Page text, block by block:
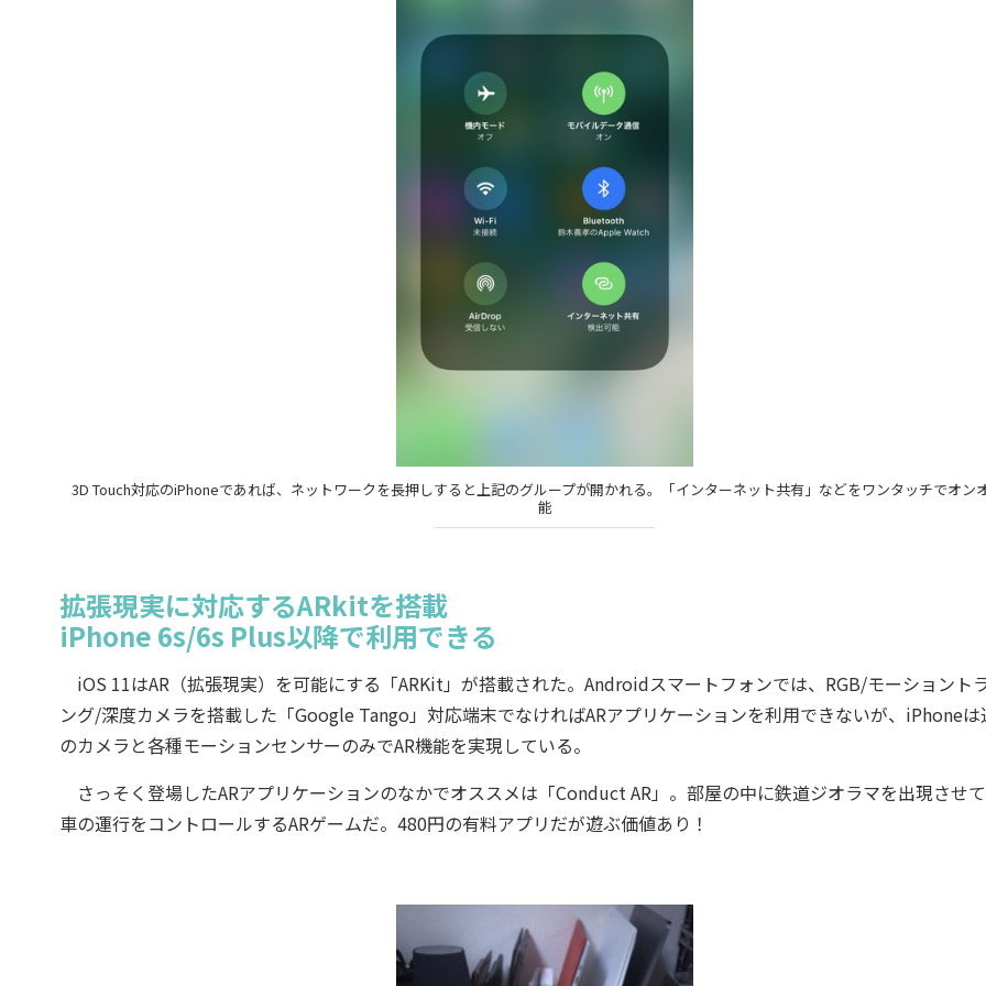
3D Touch対応のiPhoneであれば、ネットワークを長押しすると上記のグループが開かれる。「インターネット共有」などをワンタッチでオン
能
拡張現実に対応するARkitを搭載
iPhone 6s/6s Plus以降で利用できる
iOS 11はAR（拡張現実）を可能にする「ARKit」が搭載された。Androidスマートフォンでは、RGB/モーショント
ング/深度カメラを搭載した「Google Tango」対応端末でなければARアプリケーションを利用できないが、iPhoneは
のカメラと各種モーションセンサーのみでAR機能を実現している。
さっそく登場したARアプリケーションのなかでオススメは「Conduct AR」。部屋の中に鉄道ジオラマを出現させ
車の運行をコントロールするARゲームだ。480円の有料アプリだが遊ぶ価値あり！